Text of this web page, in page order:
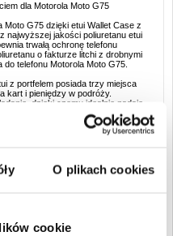
O plikach cookies
cookie
dla Motorola Moto G75
Moto G75 dzięki etui Wallet Case z
najwyższej jakości poliuretanu etui
trwałą ochronę telefonu
o fakturze litchi z drobnymi
telefonu Motorola Moto G75.
z portfelem posiada trzy miejsca
kart i pieniędzy w podróży.
dzięki czemu idealnie nadaje
otwierane zapięcie z dwoma
że Twoje rzeczy są
krawędź z tyłu zapewnia
już dziś dzięki temu